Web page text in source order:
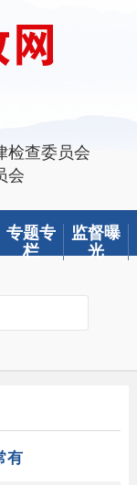
检查委员会
会
专题专
栏
监督曝
光
有